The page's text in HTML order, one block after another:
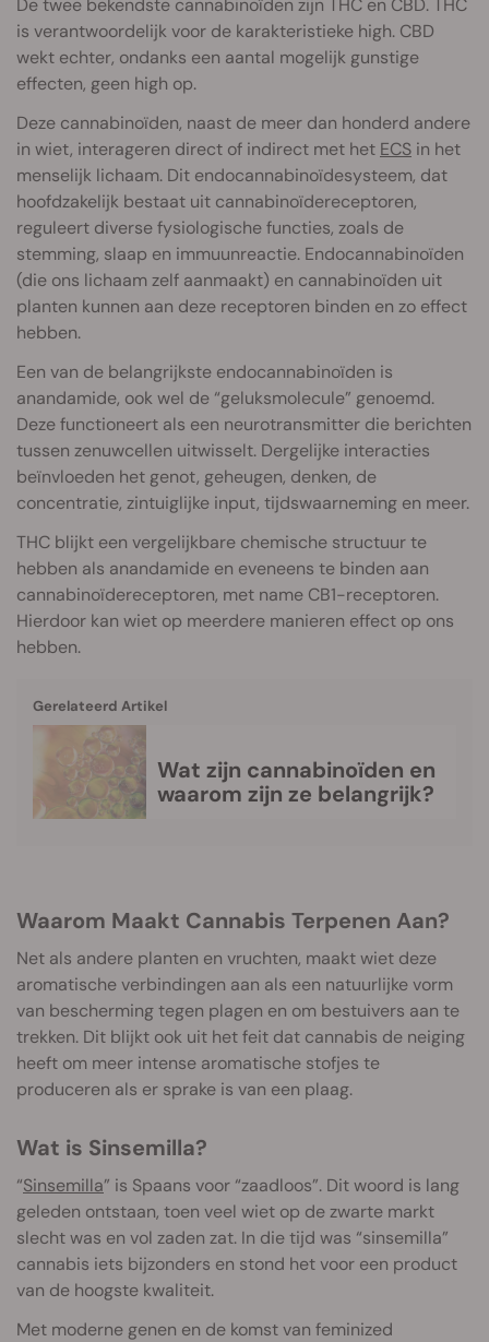
De twee bekendste cannabinoïden zijn THC en CBD. THC
is verantwoordelijk voor de karakteristieke high. CBD
wekt echter, ondanks een aantal mogelijk gunstige
effecten, geen high op.
Deze cannabinoïden, naast de meer dan honderd andere
in wiet, interageren direct of indirect met het ECS in het
menselijk lichaam. Dit endocannabinoïdesysteem, dat
hoofdzakelijk bestaat uit cannabinoïdereceptoren,
reguleert diverse fysiologische functies, zoals de
stemming, slaap en immuunreactie. Endocannabinoïden
(die ons lichaam zelf aanmaakt) en cannabinoïden uit
planten kunnen aan deze receptoren binden en zo effect
hebben.
Een van de belangrijkste endocannabinoïden is
anandamide, ook wel de “geluksmolecule” genoemd.
Deze functioneert als een neurotransmitter die berichten
tussen zenuwcellen uitwisselt. Dergelijke interacties
beïnvloeden het genot, geheugen, denken, de
concentratie, zintuiglijke input, tijdswaarneming en meer.
THC blijkt een vergelijkbare chemische structuur te
hebben als anandamide en eveneens te binden aan
cannabinoïdereceptoren, met name CB1-receptoren.
Hierdoor kan wiet op meerdere manieren effect op ons
hebben.
Gerelateerd Artikel
Wat zijn cannabinoïden en
waarom zijn ze belangrijk?
Waarom Maakt Cannabis Terpenen Aan?
Net als andere planten en vruchten, maakt wiet deze
aromatische verbindingen aan als een natuurlijke vorm
van bescherming tegen plagen en om bestuivers aan te
trekken. Dit blijkt ook uit het feit dat cannabis de neiging
heeft om meer intense aromatische stofjes te
produceren als er sprake is van een plaag.
Wat is Sinsemilla?
“Sinsemilla” is Spaans voor “zaadloos”. Dit woord is lang
geleden ontstaan, toen veel wiet op de zwarte markt
slecht was en vol zaden zat. In die tijd was “sinsemilla”
cannabis iets bijzonders en stond het voor een product
van de hoogste kwaliteit.
Met moderne genen en de komst van feminized